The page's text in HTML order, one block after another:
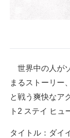
世界中の人が
まるストーリー
と戦う爽快なア
ト2 ステイ ヒュ
タイトル：ダイ